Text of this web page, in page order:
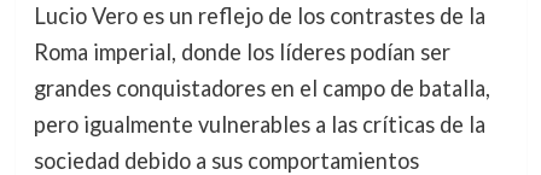
Lucio Vero es un reflejo de los contrastes de la
Roma imperial, donde los líderes podían ser
grandes conquistadores en el campo de batalla,
pero igualmente vulnerables a las críticas de la
sociedad debido a sus comportamientos